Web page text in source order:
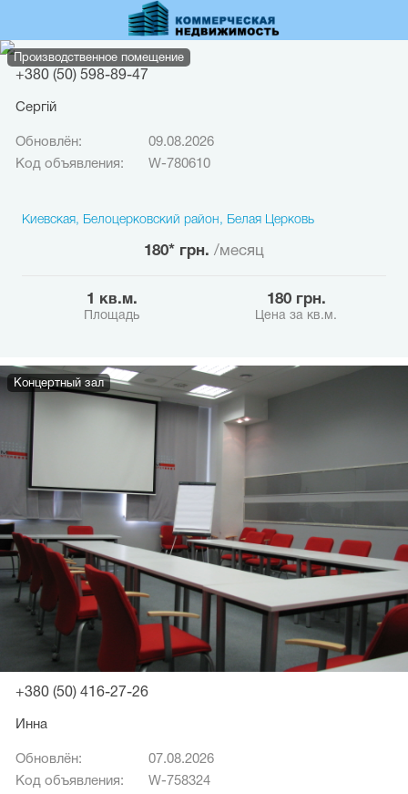
основному
содержанию
+380 (50) 598-89-47
Сергій
Обновлён:
09.08.2026
Код объявления:
W-780610
Производственное помещение
Киевская, Белоцерковский район, Белая Церковь
180* грн. /месяц
1 кв.м.
Площадь
180 грн.
Цена за кв.м.
+380 (50) 416-27-26
Инна
Обновлён:
07.08.2026
Код объявления:
W-758324
Концертный зал